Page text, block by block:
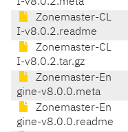
Zonemaster-CL
I-v8.0.2.readme
Zonemaster-CL
I-v8.0.2.tar.gz
Zonemaster-En
gine-v8.0.0.meta
Zonemaster-En
gine-v8.0.0.readme